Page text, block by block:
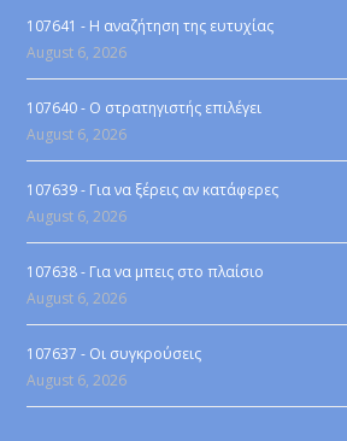
107641 - Η αναζήτηση της ευτυχίας
August 6, 2026
107640 - Ο στρατηγιστής επιλέγει
August 6, 2026
107639 - Για να ξέρεις αν κατάφερες
August 6, 2026
107638 - Για να μπεις στο πλαίσιο
August 6, 2026
107637 - Οι συγκρούσεις
August 6, 2026